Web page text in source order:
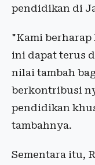
pendidikan di
"Kami
ini dapat terus
nilai tambah
berkontribusi
pendidikan
tambahnya.
Sementara itu,